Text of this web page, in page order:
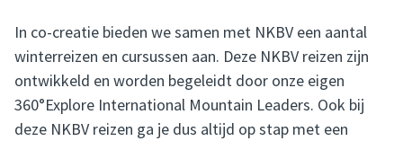
In co-creatie bieden we samen met NKBV een aantal
winterreizen en cursussen aan. Deze NKBV reizen zijn
ontwikkeld en worden begeleidt door onze eigen
360°Explore International Mountain Leaders. Ook bij
deze NKBV reizen ga je dus altijd op stap met een